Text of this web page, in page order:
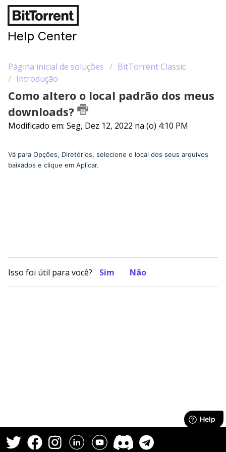
Help Center
Página inicial de soluções
BitTorrent Classic
Introdução
Como altero o local padrão dos meus
downloads?
Modificado em: Seg, Dez 12, 2022 na (o) 4:10 PM
Vá para Opções, Diretórios, selecione o local dos seus arquivos
baixados e clique em Aplicar.
Isso foi útil para você? Sim Não